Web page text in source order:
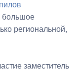
большое
региональной,
заместитель